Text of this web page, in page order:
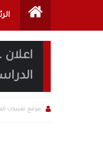
الدراسي
 موقع تعيينات